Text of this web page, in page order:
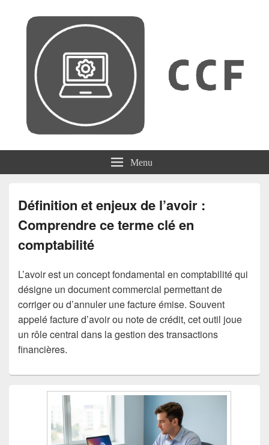
CCF Menu
Définition et enjeux de l’avoir :
Comprendre ce terme clé en
comptabilité
L’avoir est un concept fondamental en comptabilité qui
désigne un document commercial permettant de
corriger ou d’annuler une facture émise. Souvent
appelé facture d’avoir ou note de crédit, cet outil joue
un rôle central dans la gestion des transactions
financières.